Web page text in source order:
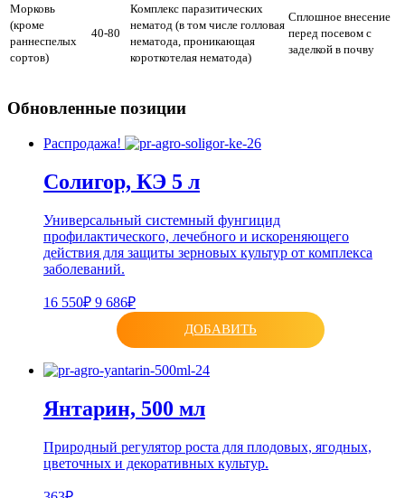
Морковь
(кроме
раннеспелых
сортов)
40-80
Комплекс паразитических
нематод (в том числе голловая
нематода, проникающая
короткотелая нематода)
Сплошное внесение
перед посевом с
заделкой в почву
Обновленные позиции
Распродажа!
Солигор, КЭ 5 л
Универсальный системный фунгицид
профилактического, лечебного и искореняющего
действия для защиты зерновых культур от комплекса
заболеваний.
16 550₽ 9 686₽
ДОБАВИТЬ
Янтарин, 500 мл
Природный регулятор роста для плодовых, ягодных,
цветочных и декоративных культур.